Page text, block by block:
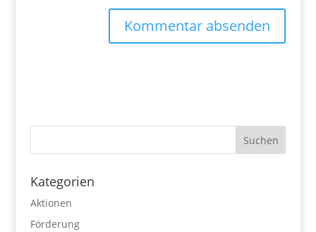
Kategorien
Aktionen
Förderung